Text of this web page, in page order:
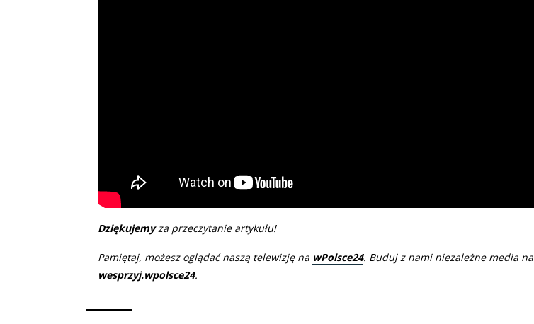
Dziękujemyza przeczytanie artykułu!
Pamiętaj, możesz oglądać naszą telewizję na wPolsce24. Buduj z nami niezależne media na
wesprzyj.wpolsce24.